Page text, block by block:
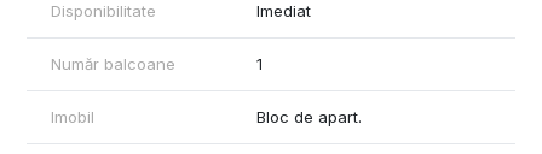
Disponibilitate Imediat
Număr balcoane 1
Imobil Bloc de apart.